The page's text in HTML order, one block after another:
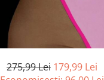
275,99 Lei 179,99 Lei